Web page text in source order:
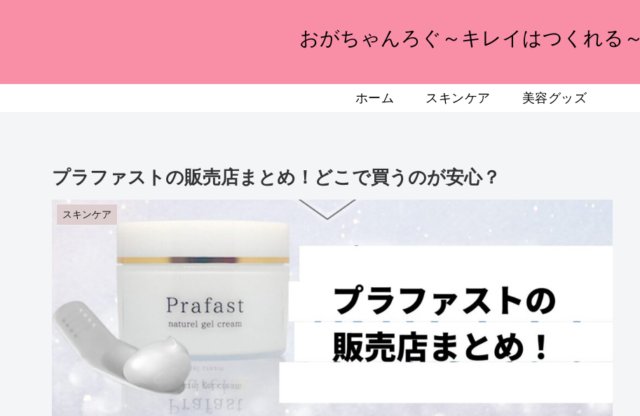
おがちゃんろぐ～キレイはつくれる～
ホーム スキンケア 美容グッズ
プラファストの販売店まとめ！どこで買うのが安心？
スキンケア